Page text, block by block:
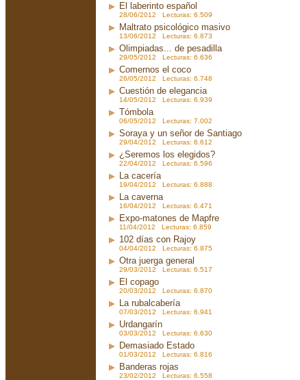
El laberinto español
28/06/2012 Lecturas: 6.509
Maltrato psicológico masivo
13/06/2012 Lecturas: 6.873
Olimpiadas... de pesadilla
29/05/2012 Lecturas: 6.636
Comernos el coco
26/05/2012 Lecturas: 6.748
Cuestión de elegancia
14/05/2012 Lecturas: 6.939
Tómbola
06/05/2012 Lecturas: 7.002
Soraya y un señor de Santiago
29/04/2012 Lecturas: 6.612
¿Seremos los elegidos?
22/04/2012 Lecturas: 6.596
La cacería
19/04/2012 Lecturas: 6.888
La caverna
16/04/2012 Lecturas: 6.471
Expo-matones de Mapfre
11/04/2012 Lecturas: 6.859
102 días con Rajoy
04/04/2012 Lecturas: 6.875
Otra juerga general
29/03/2012 Lecturas: 6.517
El copago
20/03/2012 Lecturas: 6.870
La rubalcabería
07/03/2012 Lecturas: 6.941
Urdangarín
03/03/2012 Lecturas: 6.630
Demasiado Estado
01/03/2012 Lecturas: 6.816
Banderas rojas
23/02/2012 Lecturas: 6.558